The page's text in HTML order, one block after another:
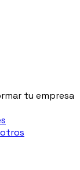
tu empresa